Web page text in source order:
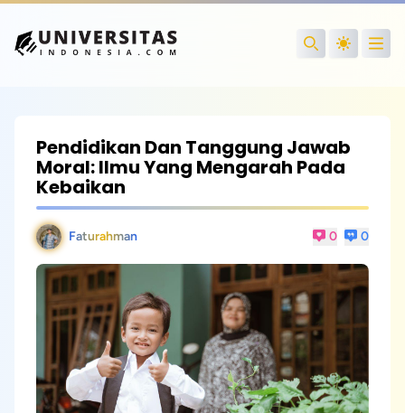
Search
Pendidikan Dan Tanggung Jawab
Moral: Ilmu Yang Mengarah Pada
Kebaikan
Faturahman 0 0